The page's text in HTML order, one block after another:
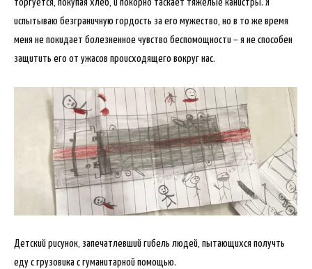
торгуется, покупая хлеб, и покорно таскает тяжелые канистры. Я
испытываю безграничную гордость за его мужество, но в то же время
меня не покидает болезненное чувство беспомощности – я не способен
защитить его от ужасов происходящего вокруг нас.
Детский рисунок, запечатлевший гибель людей, пытающихся получть
еду с грузовика с гуманитарной помощью.